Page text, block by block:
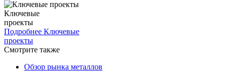
Ключевые
проекты
Подробнее Ключевые
проекты
Смотрите также
Обзор рынка металлов